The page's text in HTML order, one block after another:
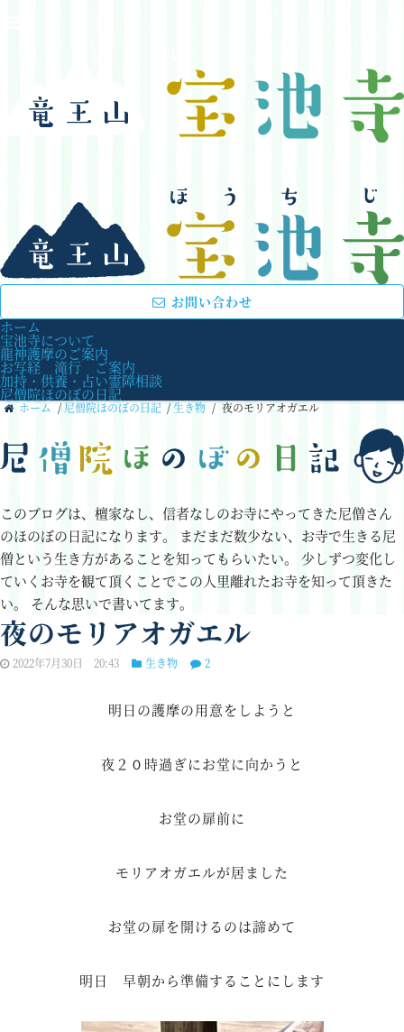
お問い合わせ
ホーム
宝池寺について
龍神護摩のご案内
お写経 滝行 ご案内
加持・供養・占い霊障相談
尼僧院ほのぼの日記
ホーム / 尼僧院ほのぼの日記 /生き物 / 夜のモリアオガエル
このブログは、檀家なし、信者なしのお寺にやってきた尼僧さん
のほのぼの日記になります。 まだまだ数少ない、お寺で生きる尼
僧という生き方があることを知ってもらいたい。
少しずつ変化し
ていくお寺を観て頂くことでこの人里離れたお寺を知って頂きた
い。 そんな思いで書いてます。
夜のモリアオガエル
2022年7月30日 20:43 生き物 2
明日の護摩の用意をしようと
夜２０時過ぎにお堂に向かうと
お堂の扉前に
モリアオガエルが居ました
お堂の扉を開けるのは諦めて
明日 早朝から準備することにします